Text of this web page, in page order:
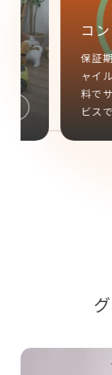
チャイル
取付確認
お持ちの車
適合をご確認